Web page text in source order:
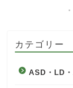
カテゴリー
ASD・LD